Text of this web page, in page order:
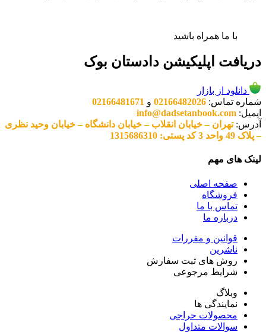
با ما همراه باشید
دریافت اپلیکیشن دادستان بوک
دانلود از بازار
شماره تماس: 02166482026 و 02166481671
ایمیل: info@dadsetanbook.com
آدرس:تهران – خیابان انقلاب – خیابان دانشگاه – خیابان وحید نظری
– پلاک 49 واحد 3 کد پستی: 1315686310
لینک های مهم
صفحه اصلی
فروشگاه
تماس با ما
درباره ما
قوانین و مقررات
ناشرین
روش های ثبت سفارش
شرایط مرجوعی
وبلاگ
نمایندگی ها
محصولات حراجی
سوالات متداول